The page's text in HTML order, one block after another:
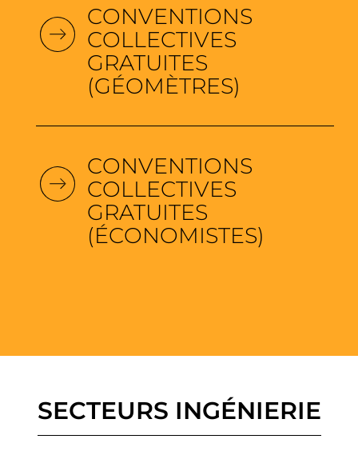
CONVENTIONS
COLLECTIVES
GRATUITES
(GÉOMÈTRES)
CONVENTIONS
COLLECTIVES
GRATUITES
(ÉCONOMISTES)
SECTEURS INGÉNIERIE